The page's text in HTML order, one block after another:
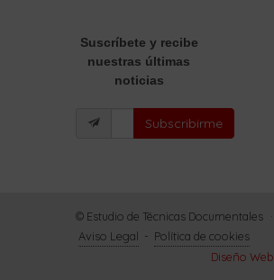
Suscríbete y recibe
nuestras últimas
noticias
Subscribirme
© Estudio de Técnicas Documentales ·
Aviso Legal - Política de cookies
Diseño Web